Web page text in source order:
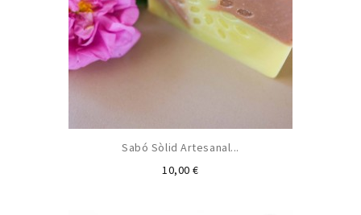
Sabó Sòlid Artesanal...
10,00 €Preu